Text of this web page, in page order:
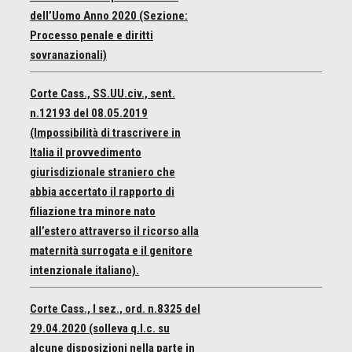
dell’Uomo Anno 2020 (Sezione:
Processo penale e diritti
sovranazionali)
Corte Cass., SS.UU.civ., sent.
n.12193 del 08.05.2019
(Impossibilità di trascrivere in
Italia il provvedimento
giurisdizionale straniero che
abbia accertato il rapporto di
filiazione tra minore nato
all’estero attraverso il ricorso alla
maternità surrogata e il genitore
intenzionale italiano).
Corte Cass., I sez., ord. n.8325 del
29.04.2020 (solleva q.l.c. su
alcune disposizioni nella parte in